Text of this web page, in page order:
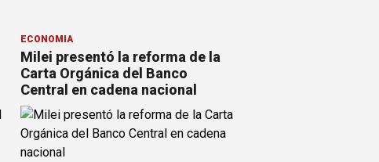
ECONOMÍA
Milei presentó la reforma de la
Carta Orgánica del Banco
Central en cadena nacional